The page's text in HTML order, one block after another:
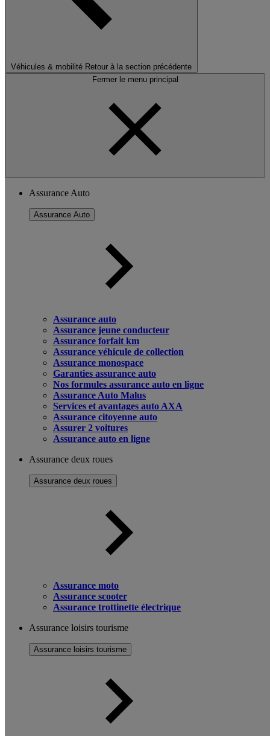
Véhicules & mobilité Retour à la section précédente
Fermer le menu principal
Assurance Auto
Assurance Auto
Assurance auto
Assurance jeune conducteur
Assurance forfait km
Assurance véhicule de collection
Assurance monospace
Garanties assurance auto
Nos formules assurance auto en ligne
Assurance Auto Malus
Services et avantages auto AXA
Assurance citoyenne auto
Assurer 2 voitures
Assurance auto en ligne
Assurance deux roues
Assurance deux roues
Assurance moto
Assurance scooter
Assurance trottinette électrique
Assurance loisirs tourisme
Assurance loisirs tourisme